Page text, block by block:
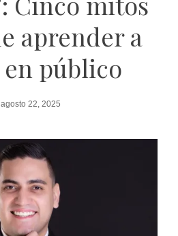
aprender a
público
agosto 22, 2025